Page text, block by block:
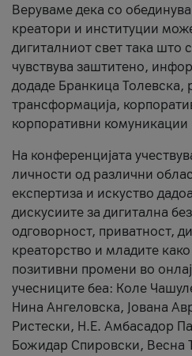
Веруваме дека со
креатори и институции
дигиталниот свет така што
чувствува заштитено,
додаде Бранкица Толевска,
трансформација,
корпоративни комуникации
На конференцијата
личности од различни
експертиза и искуство
дискусиите за дигитална
одговорност, приватност,
креаторство и младите
позитивни промени во
учесниците беа: Коле
Нина Ангеловска, Јована
Ристески, Н.Е. Амбасадор
Божидар Спировски, Весна